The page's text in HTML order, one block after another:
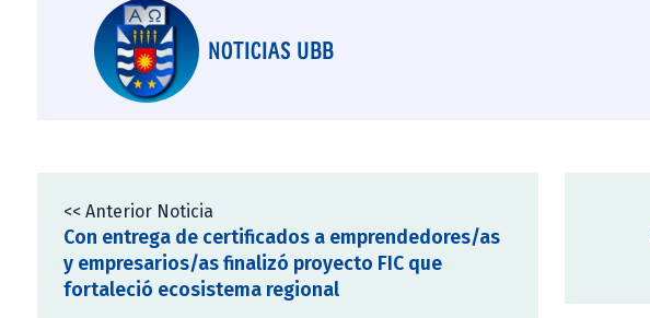
NOTICIAS UBB
<< Anterior Noticia
Con entrega de certificados a emprendedores/as
y empresarios/as finalizó proyecto FIC que
fortaleció ecosistema regional